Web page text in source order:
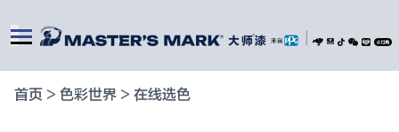
首页 > 色彩世界 > 在线选色